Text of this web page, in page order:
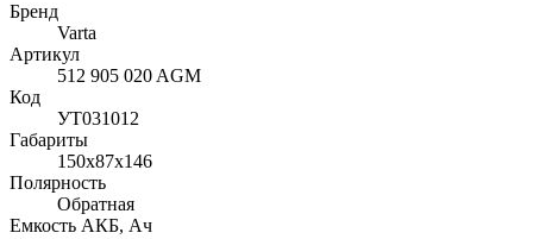
Бренд
Varta
Артикул
512 905 020 AGM
Код
УТ031012
Габариты
150x87x146
Полярность
Обратная
Емкость АКБ, Ач